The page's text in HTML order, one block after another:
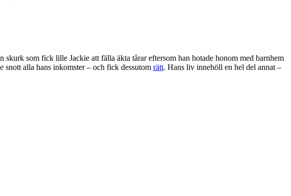
som fick lille Jackie att fälla äkta tårar eftersom han hotade honom med barnhem
snott alla hans inkomster – och fick dessutom rätt. Hans liv innehöll en hel del annat –